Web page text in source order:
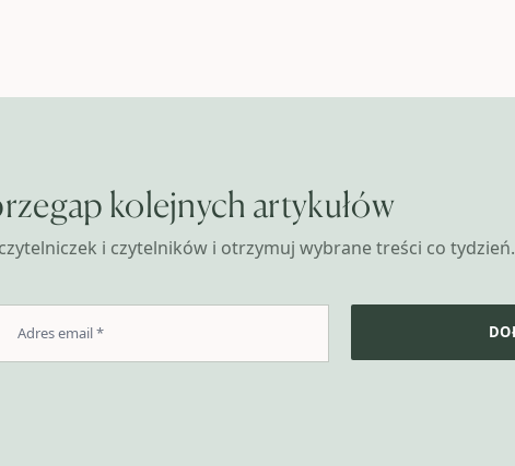
kolejnych artykułów
i czytelników i otrzymuj wybrane treści co tydzień.